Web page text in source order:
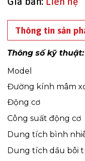
Thông tin sản
Thông số kỹ thuật:
Model
Đường kính mâm
Động cơ
Công suất động cơ
Dung tích bình
Dung tích dầu bôi